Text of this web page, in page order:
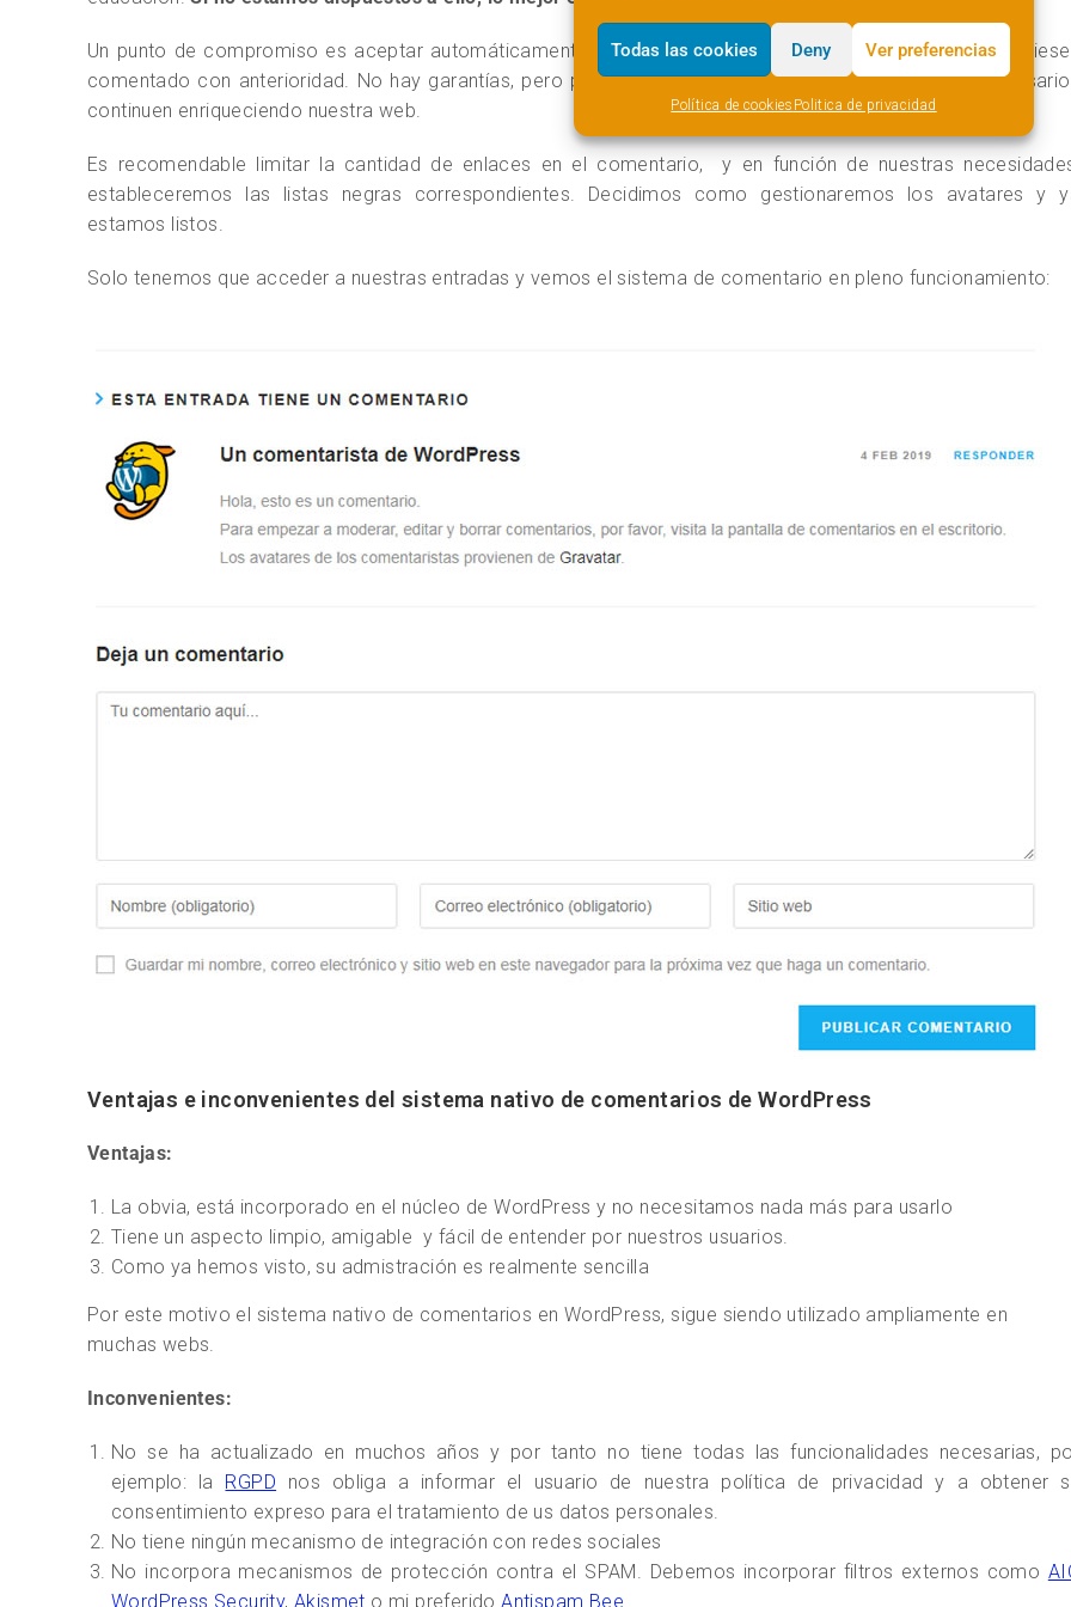
Todas las cookies Deny Ver preferencias
Política de cookies Politica de privacidad
Un punto de compromiso es aceptar automáticamente los comentarios de aquellos autores que ya
comentado con anterioridad. No hay garantías, pero podemos esperar que los cometarios de dichos
continuen enriqueciendo nuestra web.
Es recomendable limitar la cantidad de enlaces en el comentario, y en función de nuestras
estableceremos las listas negras correspondientes. Decidimos como gestionaremos los avatares y
estamos listos.
Solo tenemos que acceder a nuestras entradas y vemos el sistema de comentario en pleno funcionamiento:
Ventajas e inconvenientes del sistema nativo de comentarios de WordPress
Ventajas:
La obvia, está incorporado en el núcleo de WordPress y no necesitamos nada más para usarlo
Tiene un aspecto limpio, amigable y fácil de entender por nuestros usuarios.
Como ya hemos visto, su admistración es realmente sencilla
Por este motivo el sistema nativo de comentarios en WordPress, sigue siendo utilizado ampliamente en
muchas webs.
Inconvenientes:
No se ha actualizado en muchos años y por tanto no tiene todas las funcionalidades necesarias,
ejemplo: la RGPD nos obliga a informar el usuario de nuestra política de privacidad y a obtener
consentimiento expreso para el tratamiento de us datos personales.
No tiene ningún mecanismo de integración con redes sociales
No incorpora mecanismos de protección contra el SPAM. Debemos incorporar filtros externos como
WordPress Security,Akismet o mi preferidoAntispam Bee